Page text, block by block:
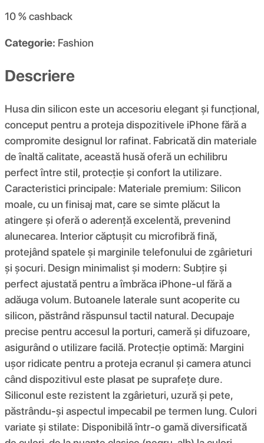
10 %cashback
Categorie: Fashion
Descriere
Husa din silicon este un accesoriu elegant și funcțional,
conceput pentru a proteja dispozitivele iPhone fără a
compromite designul lor rafinat. Fabricată din materiale
de înaltă calitate, această husă oferă un echilibru
perfect între stil, protecție și confort la utilizare.
Caracteristici principale: Materiale premium: Silicon
moale, cu un finisaj mat, care se simte plăcut la
atingere și oferă o aderență excelentă, prevenind
alunecarea. Interior căptușit cu microfibră fină,
protejând spatele și marginile telefonului de zgârieturi
și șocuri. Design minimalist și modern: Subțire și
perfect ajustată pentru a îmbrăca iPhone-ul fără a
adăuga volum. Butoanele laterale sunt acoperite cu
silicon, păstrând răspunsul tactil natural. Decupaje
precise pentru accesul la porturi, cameră și difuzoare,
asigurând o utilizare facilă. Protecție optimă: Margini
ușor ridicate pentru a proteja ecranul și camera atunci
când dispozitivul este plasat pe suprafețe dure.
Siliconul este rezistent la zgârieturi, uzură și pete,
păstrându-și aspectul impecabil pe termen lung. Culori
variate și stilate: Disponibilă într-o gamă diversificată